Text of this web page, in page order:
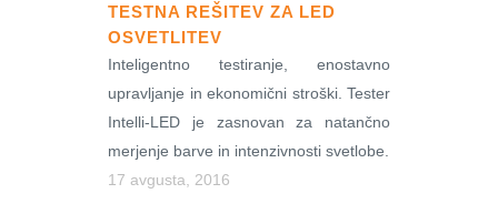
TESTNA REŠITEV ZA LED
OSVETLITEV
Inteligentno testiranje, enostavno
upravljanje in ekonomični stroški. Tester
Intelli-LED je zasnovan za natančno
merjenje barve in intenzivnosti svetlobe.
17 avgusta, 2016